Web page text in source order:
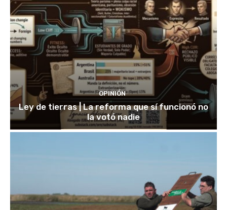
OPINIÓN
Ley de tierras | La reforma que sí funcionó no
la votó nadie